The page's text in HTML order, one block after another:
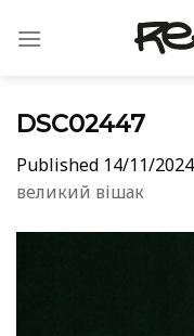
DSC02447
Published 14/11/2024
великий вішак